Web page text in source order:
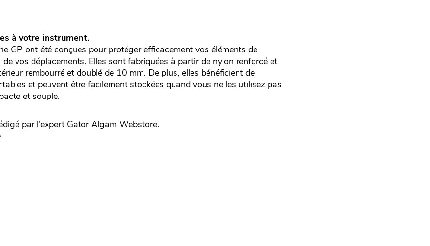
à votre instrument.
GP ont été conçues pour protéger efficacement vos éléments de
vos déplacements. Elles sont fabriquées à partir de nylon renforcé et
rembourré et doublé de 10 mm. De plus, elles bénéficient de
et peuvent être facilement stockées quand vous ne les utilisez pas
et souple.
par l’expert GatorAlgam Webstore.